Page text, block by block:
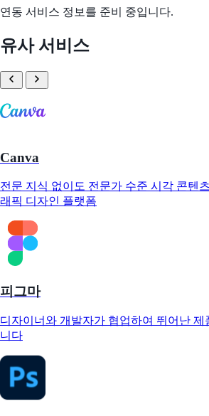
연동 서비스 정보를 준비 중입니다.
유사 서비스
Canva
전문 지식 없이도 전문가 수준 시각 콘텐
래픽 디자인 플랫폼
피그마
디자이너와 개발자가 협업하여 뛰어난
니다